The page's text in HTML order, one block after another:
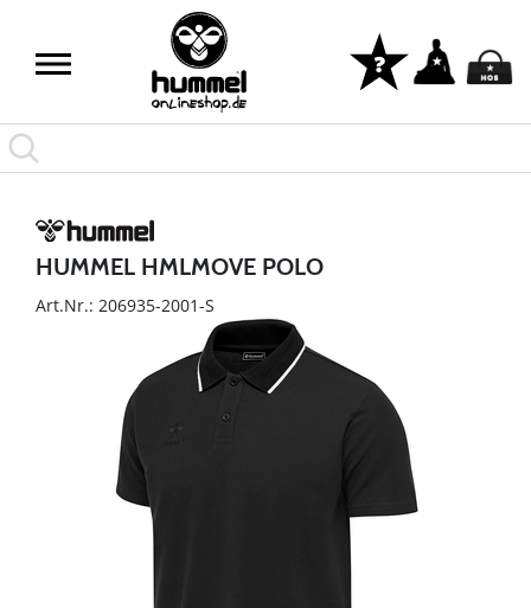
HUMMEL HMLMOVE POLO
Art.Nr.: 206935-2001-S